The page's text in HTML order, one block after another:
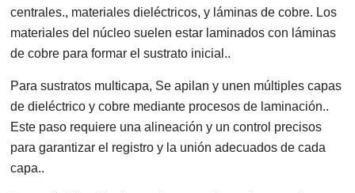
centrales., materiales dieléctricos, y láminas de cobre. Los
materiales del núcleo suelen estar laminados con láminas
de cobre para formar el sustrato inicial..
Para sustratos multicapa, Se apilan y unen múltiples capas
de dieléctrico y cobre mediante procesos de laminación..
Este paso requiere una alineación y un control precisos
para garantizar el registro y la unión adecuados de cada
capa..